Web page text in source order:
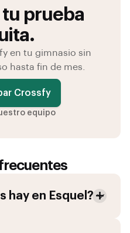
prueba
en tu gimnasio sin
hasta fin de mes.
Crossfy
equipo
hay en Esquel ?